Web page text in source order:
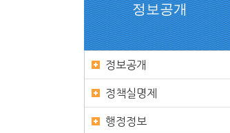
정보공개
정보공개
정책실명제
행정정보